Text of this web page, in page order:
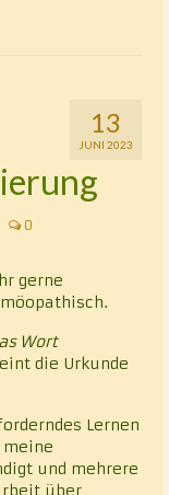
13
JUNI 2023
0
gerne
Wort
die Urkunde
Lernen
und mehrere
über